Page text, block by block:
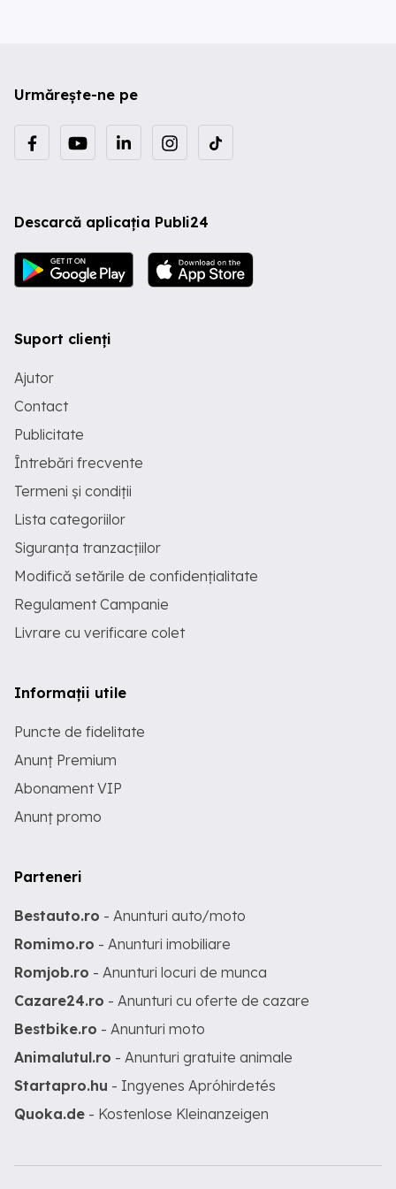
Urmărește-ne pe
Descarcă aplicația Publi24
Suport clienți
Ajutor
Contact
Publicitate
Întrebări frecvente
Termeni și condiții
Lista categoriilor
Siguranța tranzacțiilor
Modifică setările de confidențialitate
Regulament Campanie
Livrare cu verificare colet
Informații utile
Puncte de fidelitate
Anunț Premium
Abonament VIP
Anunț promo
Parteneri
Bestauto.ro - Anunturi auto/moto
Romimo.ro - Anunturi imobiliare
Romjob.ro - Anunturi locuri de munca
Cazare24.ro - Anunturi cu oferte de cazare
Bestbike.ro - Anunturi moto
Animalutul.ro - Anunturi gratuite animale
Startapro.hu - Ingyenes Apróhirdetés
Quoka.de - Kostenlose Kleinanzeigen